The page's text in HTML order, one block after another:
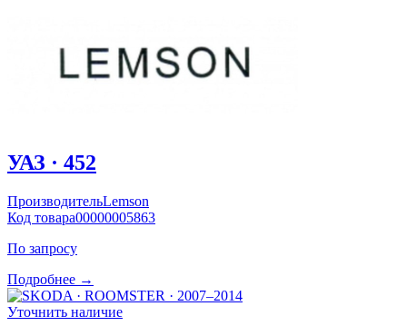
УАЗ · 452
ПроизводительLemson
Код товара00000005863
По запросу
Подробнее →
Уточнить наличие